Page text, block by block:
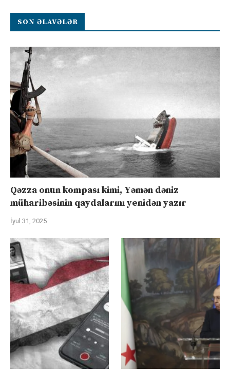
SON ƏLAVƏLƏR
Qəzza onun kompası kimi, Yəmən dəniz
müharibəsinin qaydalarını yenidən yazır
İyul 31, 2025